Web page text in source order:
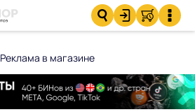
Реклама в магазине